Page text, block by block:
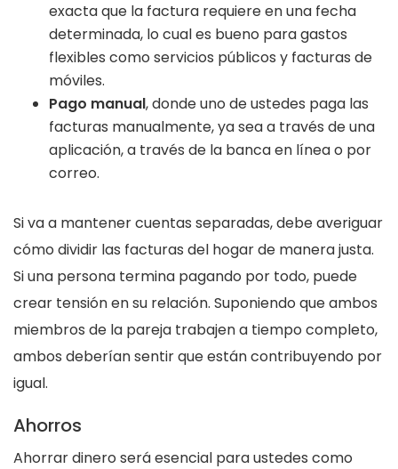
exacta que la factura requiere en una fecha
determinada, lo cual es bueno para gastos
flexibles como servicios públicos y facturas de
móviles.
Pago manual, donde uno de ustedes paga las
facturas manualmente, ya sea a través de una
aplicación, a través de la banca en línea o por
correo.
Si va a mantener cuentas separadas, debe averiguar
cómo dividir las facturas del hogar de manera justa.
Si una persona termina pagando por todo, puede
crear tensión en su relación. Suponiendo que ambos
miembros de la pareja trabajen a tiempo completo,
ambos deberían sentir que están contribuyendo por
igual.
Ahorros
Ahorrar dinero será esencial para ustedes como